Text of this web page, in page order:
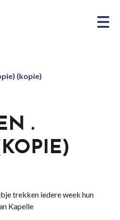
(kopie)
.
trekken iedere week hun
Kapelle